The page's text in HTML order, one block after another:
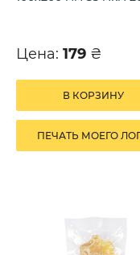
Цена: 179 ₴
В КОРЗИНУ
ПЕЧАТЬ МОЕГО